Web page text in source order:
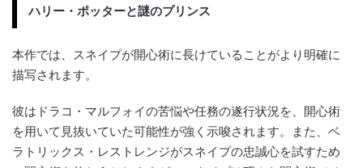
ハリー・ポッターと謎のプリンス
本作では、スネイプが開心術に長けていることがより明確に
描写されます。
彼はドラコ・マルフォイの苦悩や任務の遂行状況を、開心術
を用いて見抜いていた可能性が強く示唆されます。また、ベ
ラトリックス・レストレンジがスネイプの忠誠心を試すため